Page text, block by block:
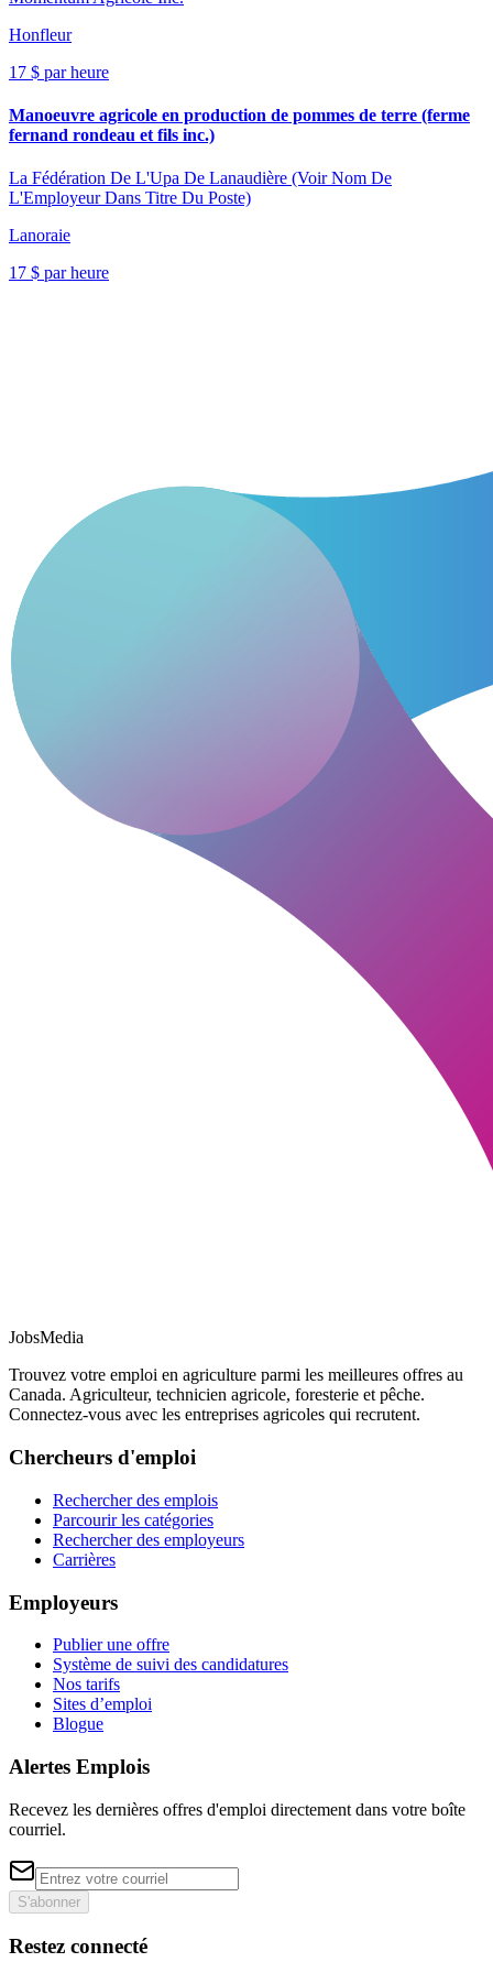
Honfleur
17 $ par heure
Manoeuvre agricole en production de pommes de terre (ferme
fernand rondeau et fils inc.)
La Fédération De L'Upa De Lanaudière (Voir Nom De
L'Employeur Dans Titre Du Poste)
Lanoraie
17 $ par heure
JobsMedia
Trouvez votre emploi en agriculture parmi les meilleures offres au
Canada. Agriculteur, technicien agricole, foresterie et pêche.
Connectez-vous avec les entreprises agricoles qui recrutent.
Chercheurs d'emploi
Rechercher des emplois
Parcourir les catégories
Rechercher des employeurs
Carrières
Employeurs
Publier une offre
Système de suivi des candidatures
Nos tarifs
Sites d’emploi
Blogue
Alertes Emplois
Recevez les dernières offres d'emploi directement dans votre boîte
courriel.
S'abonner
Restez connecté